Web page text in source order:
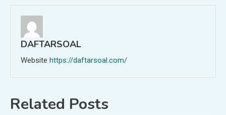
DAFTARSOAL
Website https://daftarsoal.com/
Related Posts